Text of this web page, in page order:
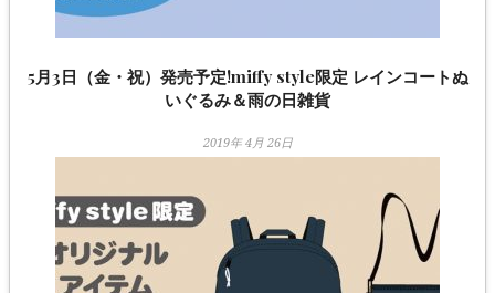
5月3日（金・祝）発売予定!miffy style限定 レインコートぬ
いぐるみ＆雨の日雑貨
2019年 4月 26日